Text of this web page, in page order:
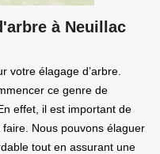
à Neuillac
votre élagage d’arbre.
ce genre de
effet, il est important de
Nous pouvons élaguer
tout en assurant une